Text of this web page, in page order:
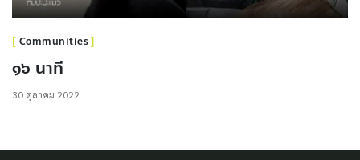
Communities
๑๖ นาที
30 ตุลาคม 2022